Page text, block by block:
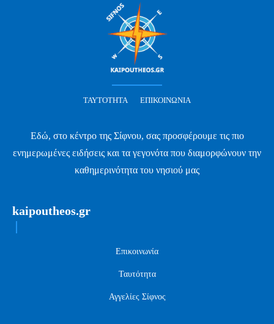
ΤΑΥΤΌΤΗΤΑ ΕΠΙΚΟΙΝΩΝΊΑ
Εδώ, στο κέντρο της Σίφνου, σας προσφέρουμε τις πιο
ενημερωμένες ειδήσεις και τα γεγονότα που διαμορφώνουν την
καθημερινότητα του νησιού μας
kaipoutheos.gr
Επικοινωνία
Ταυτότητα
Αγγελίες Σίφνος